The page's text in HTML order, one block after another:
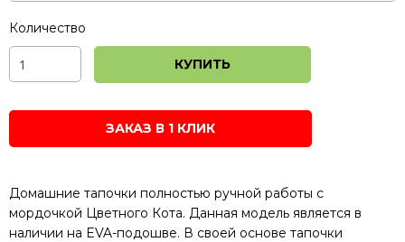
Количество
КУПИТЬ
ЗАКАЗ В 1 КЛИК
Домашние тапочки полностью ручной работы с
мордочкой Цветного Кота. Данная модель является в
наличии на EVA-подошве. В своей основе тапочки